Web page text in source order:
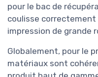
pour le bac de
coulisse correctement
impression de grande
Globalement, pour le
matériaux sont